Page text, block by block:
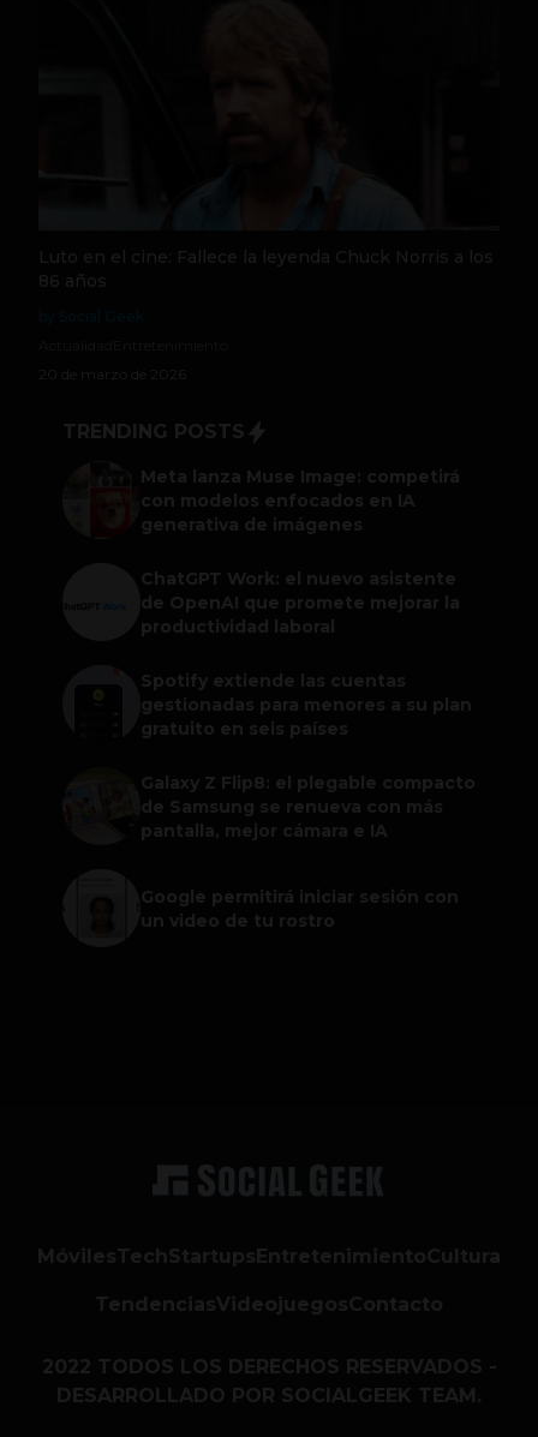
Luto en el cine: Fallece la leyenda Chuck Norris a los
86 años
20 de marzo de 2026
TRENDING POSTS
Meta lanza Muse Image: competirá
con modelos enfocados en IA
generativa de imágenes
ChatGPT Work: el nuevo asistente
de OpenAI que promete mejorar la
productividad laboral
Spotify extiende las cuentas
gestionadas para menores a su plan
gratuito en seis países
Galaxy Z Flip8: el plegable compacto
de Samsung se renueva con más
pantalla, mejor cámara e IA
Google permitirá iniciar sesión con
un video de tu rostro